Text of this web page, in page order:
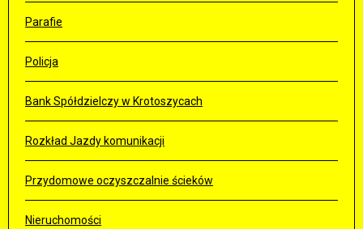
Parafie
Policja
Bank Spółdzielczy w Krotoszycach
Rozkład Jazdy komunikacji
Przydomowe oczyszczalnie ścieków
Nieruchomości